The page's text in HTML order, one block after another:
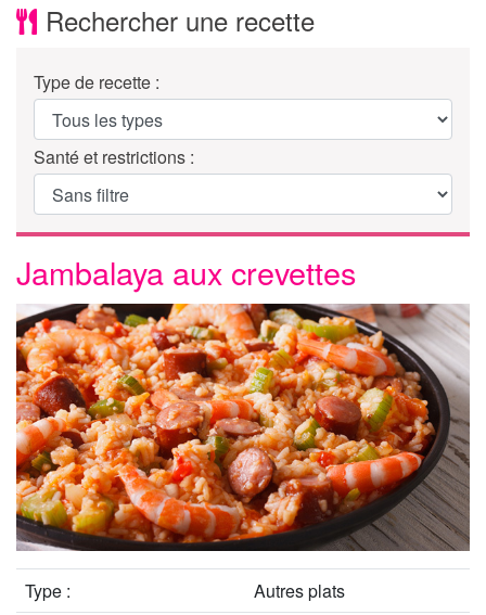
Rechercher une recette
Type de recette :
Santé et restrictions :
Jambalaya aux crevettes
Type :
Autres plats